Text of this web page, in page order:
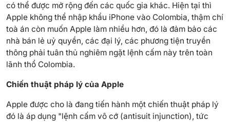
có thể được mở rộng đến các quốc gia khác. Hiện tại thì
Apple không thể nhập khẩu iPhone vào Colombia, thậm chí
toà án còn muốn Apple làm nhiều hơn, đó là đảm bảo các
nhà bán lẻ uỷ quyền, các đại lý, các phương tiện truyền
thông phải tuân thủ nghiêm ngặt lệnh cấm này trên toàn
lãnh thổ Colombia.
Chiến thuật pháp lý của Apple
Apple được cho là đang tiến hành một chiến thuật pháp lý
đó là áp dụng "lệnh cấm vô cớ (antisuit injunction), tức